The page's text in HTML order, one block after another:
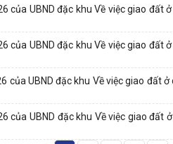
của UBND đặc khu Về việc giao đất
của UBND đặc khu Về việc giao đất
UBND đặc khu Về việc giao đất
của UBND đặc khu Về việc giao đất